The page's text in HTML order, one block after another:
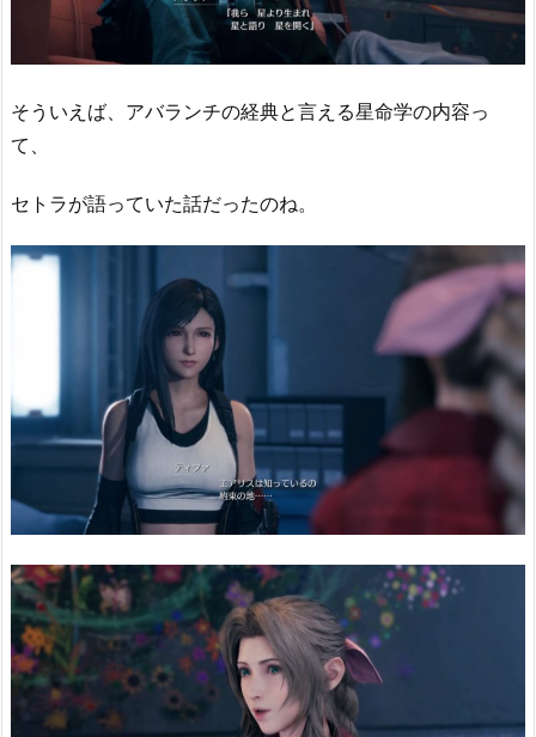
そういえば、アバランチの経典と言える星命学の内容っ
て、
セトラが語っていた話だったのね。